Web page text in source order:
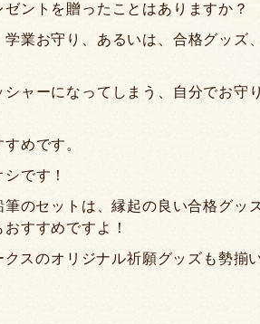
ントを贈ったことはありますか？
業お守り、あるいは、合格グッズ
ャーになってしまう、自分でお守
めです。
です！
のセットは、縁起の良い合格グッ
すすめですよ！
スのオリジナル祈願グッズも勢揃